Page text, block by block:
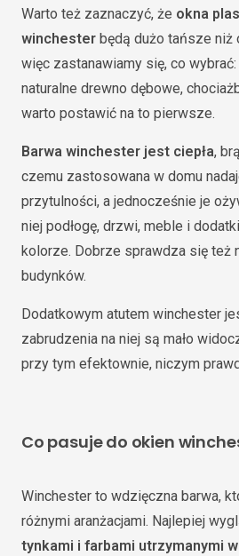
Warto też zaznaczyć, że okna
winchester będą dużo tańsze niż
więc zastanawiamy się, co
naturalne drewno dębowe,
warto postawić na to pierwsze.
Barwa winchester jest ciepła,
czemu zastosowana w domu
przytulności, a jednocześnie je
niej podłogę, drzwi, meble i
kolorze. Dobrze sprawdza się też
budynków.
Dodatkowym atutem winchester
zabrudzenia na niej są mało
przy tym efektownie, niczym
Co pasuje do okien
Winchester to wdzięczna barwa,
różnymi aranżacjami. Najlepiej
tynkami i farbami utrzymanymi